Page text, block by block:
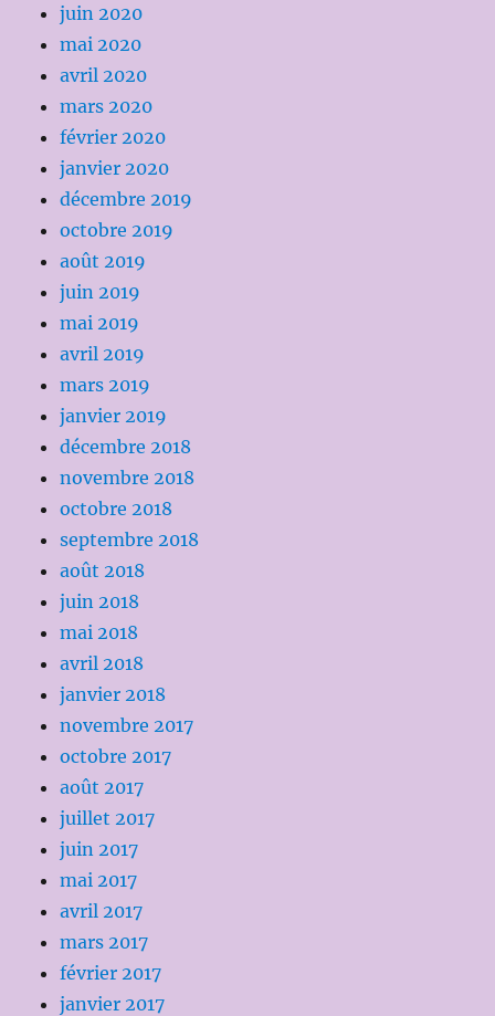
juin 2020
mai 2020
avril 2020
mars 2020
février 2020
janvier 2020
décembre 2019
octobre 2019
août 2019
juin 2019
mai 2019
avril 2019
mars 2019
janvier 2019
décembre 2018
novembre 2018
octobre 2018
septembre 2018
août 2018
juin 2018
mai 2018
avril 2018
janvier 2018
novembre 2017
octobre 2017
août 2017
juillet 2017
juin 2017
mai 2017
avril 2017
mars 2017
février 2017
janvier 2017